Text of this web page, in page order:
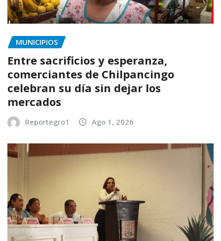
MUNICIPIOS
Entre sacrificios y esperanza,
comerciantes de Chilpancingo
celebran su día sin dejar los
mercados
Reportegro1 Ago 1, 2026